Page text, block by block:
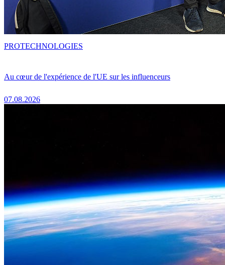
Au cœur de l'expérience de l'UE sur les influenceurs
07.08.2026
PROTECHNOLOGIES